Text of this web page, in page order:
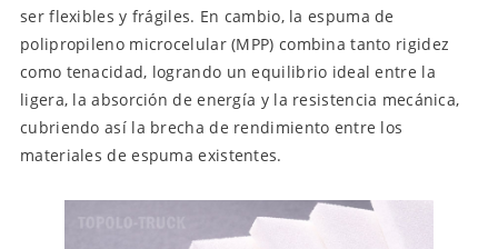
ser flexibles y frágiles. En cambio, la espuma de
polipropileno microcelular (MPP) combina tanto rigidez
como tenacidad, logrando un equilibrio ideal entre la
ligera, la absorción de energía y la resistencia mecánica,
cubriendo así la brecha de rendimiento entre los
materiales de espuma existentes.